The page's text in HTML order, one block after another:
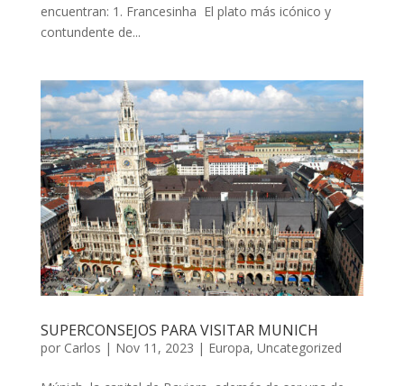
encuentran: 1. Francesinha El plato más icónico y
contundente de...
SUPERCONSEJOS PARA VISITAR MUNICH
por Carlos | Nov 11, 2023 | Europa, Uncategorized